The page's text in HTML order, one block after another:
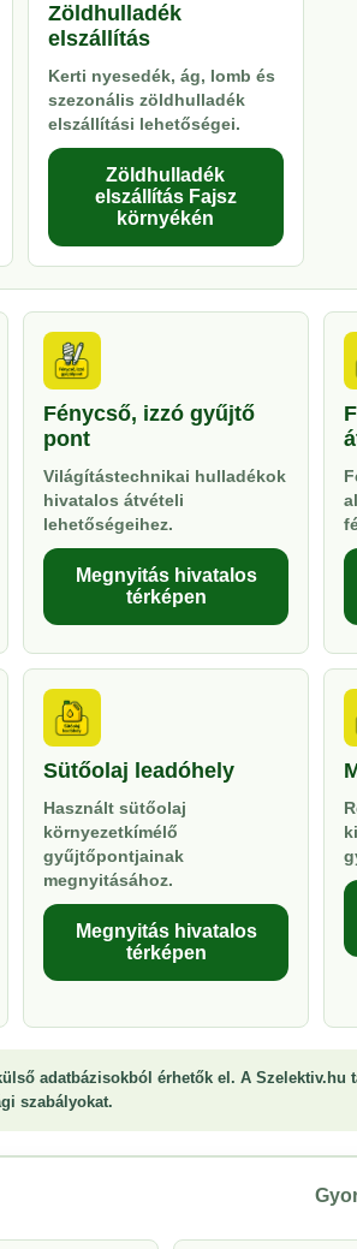
Zöldhulladék
elszállítás
Kerti nyesedék, ág, lomb és
szezonális zöldhulladék
elszállítási lehetőségei.
Zöldhulladék
elszállítás Fajsz
környékén
Fénycső, izzó gyűjtő
pont
Világítástechnikai hulladékok
hivatalos átvételi
lehetőségeihez.
Megnyitás hivatalos
térképen
Sütőolaj leadóhely
Használt sütőolaj
környezetkímélő
gyűjtőpontjainak
megnyitásához.
Megnyitás hivatalos
térképen
adatbázisokból érhetők el. A
szabályokat.